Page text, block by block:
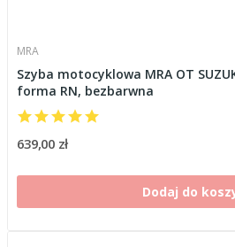
MRA
Szyba motocyklowa MRA OT
forma RN, bezbarwna
639,00 zł
Dodaj do